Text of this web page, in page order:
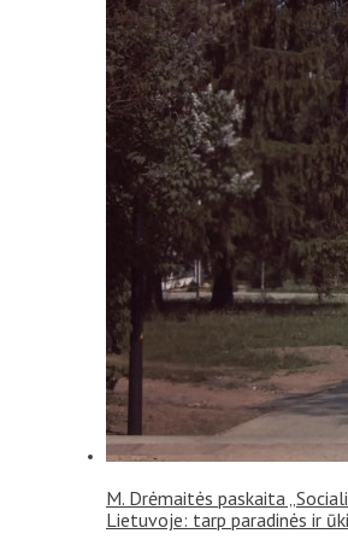
M. Drėmaitės paskaita
Lietuvoje: tarp paradinės ir